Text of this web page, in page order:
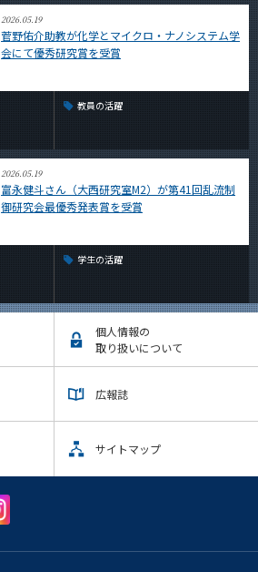
2026.05.19
菅野佑介助教が化学とマイクロ・ナノシステム学
会にて優秀研究賞を受賞
教員の活躍
2026.05.19
富永健斗さん（大西研究室M2）が第41回乱流制
御研究会最優秀発表賞を受賞
学生の活躍
個人情報の
取り扱いについて
広報誌
サイトマップ